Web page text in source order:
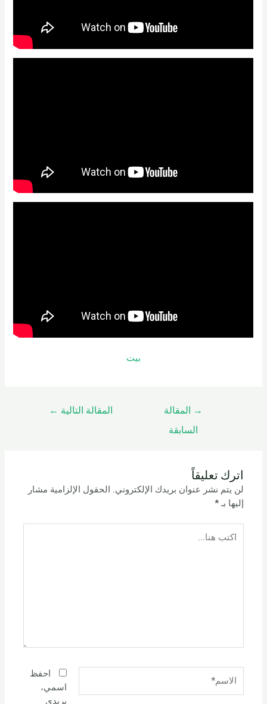
بيت
→
المقالة
السابقة
المقالة التالية ←
اترك تعليقاً
لن يتم نشر عنوان بريدك الإلكتروني. الحقول الإلزامية مشار
إليها بـ*
هنا...
احفظ
اسمي،
بريدي